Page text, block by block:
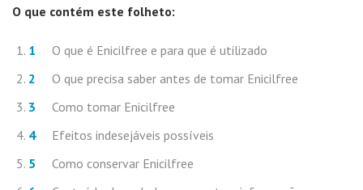
O que contém este folheto:
O que é Enicilfree e para que é utilizado
O que precisa saber antes de tomar Enicilfree
Como tomar Enicilfree
Efeitos indesejáveis possíveis
Como conservar Enicilfree